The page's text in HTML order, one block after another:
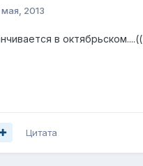
мая, 2013
в октябрьском....((
Цитата